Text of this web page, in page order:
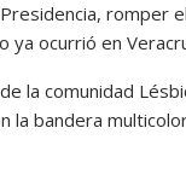
romper
ocurrió en
la comunidad
la bandera